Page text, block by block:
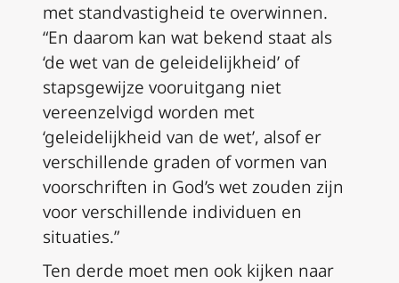
met standvastigheid te overwinnen.
“En daarom kan wat bekend staat als
‘de wet van de geleidelijkheid’ of
stapsgewijze vooruitgang niet
vereenzelvigd worden met
‘geleidelijkheid van de wet’, alsof er
verschillende graden of vormen van
voorschriften in God’s wet zouden zijn
voor verschillende individuen en
situaties.”
Ten derde moet men ook kijken naar